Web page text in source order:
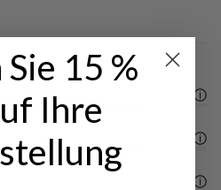
15 %
Ihre